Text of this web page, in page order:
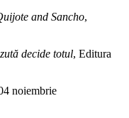
and Sancho,
decide totul, Editura
4 noiembrie